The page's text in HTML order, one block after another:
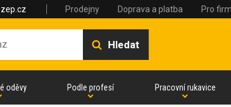
Prodejny Doprava a platba Pro
Hledat
oděvy Podle profesí Pracovní rukavice